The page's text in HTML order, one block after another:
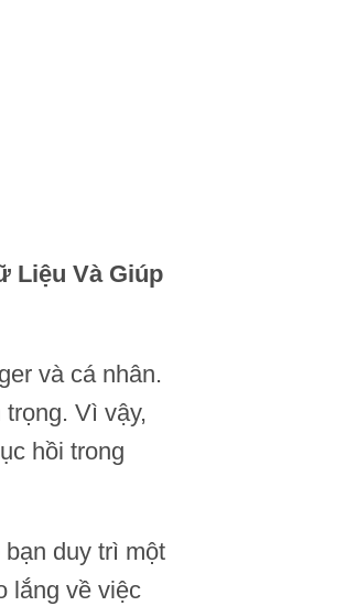
Liệu Và Giúp
và cá nhân.
Vì vậy,
hồi trong
bạn duy trì một
lắng về việc